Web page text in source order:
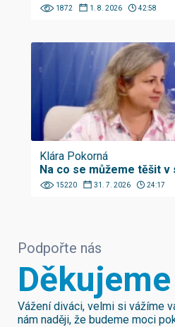
1872 1. 8. 2026 42:58
Klára Pokorná
Na co se můžeme těšit v
15220 31. 7. 2026 24:17
Podpořte nás
Děkujeme
Vážení diváci, velmi si vážíme
nám naději, že budeme moci